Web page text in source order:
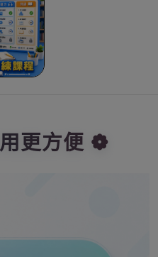
更方便 ❁